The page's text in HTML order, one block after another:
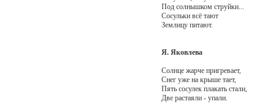
Под солнышком струйки...
Сосульки всё тают
Землицу питают.
Я. Яковлева
Солнце жарче пригревает,
Снег уже на крыше тает,
Пять сосулек плакать стали,
Две растаяли - упали.